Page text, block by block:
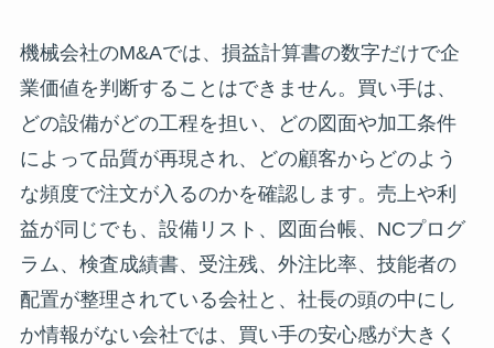
機械会社のM&Aでは、損益計算書の数字だけで企
業価値を判断することはできません。買い手は、
どの設備がどの工程を担い、どの図面や加工条件
によって品質が再現され、どの顧客からどのよう
な頻度で注文が入るのかを確認します。売上や利
益が同じでも、設備リスト、図面台帳、NCプログ
ラム、検査成績書、受注残、外注比率、技能者の
配置が整理されている会社と、社長の頭の中にし
か情報がない会社では、買い手の安心感が大きく